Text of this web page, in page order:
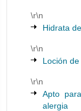
\r\n
Hidrata
\r\n
Loción
\r\n
Apto
alergia